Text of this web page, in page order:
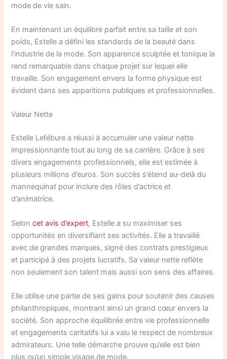
mode de vie sain.
En maintenant un équilibre parfait entre sa taille et son
poids, Estelle a défini les standards de la beauté dans
l’industrie de la mode. Son apparence sculptée et tonique la
rend remarquable dans chaque projet sur lequel elle
travaille. Son engagement envers la forme physique est
évident dans ses apparitions publiques et professionnelles.
Valeur Nette
Estelle Lefébure a réussi à accumuler une valeur nette
impressionnante tout au long de sa carrière. Grâce à ses
divers engagements professionnels, elle est estimée à
plusieurs millions d’euros. Son succès s’étend au-delà du
mannequinat pour inclure des rôles d’actrice et
d’animatrice.
Seloncet avis d’expert, Estelle a su maximiser ses
opportunités en diversifiant ses activités. Elle a travaillé
avec de grandes marques, signé des contrats prestigieux
et participé à des projets lucratifs. Sa valeur nette reflète
non seulement son talent mais aussi son sens des affaires.
Elle utilise une partie de ses gains pour soutenir des causes
philanthropiques, montrant ainsi un grand cœur envers la
société. Son approche équilibrée entre vie professionnelle
et engagements caritatifs lui a valu le respect de nombreux
admirateurs. Une telle démarche prouve qu’elle est bien
plus qu’un simple visage de mode.